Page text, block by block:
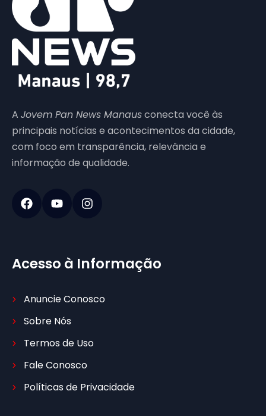
A Jovem Pan News Manausconecta você às
principais notícias e acontecimentos da cidade,
com foco em transparência, relevância e
informação de qualidade.
Acesso à Informação
Anuncie Conosco
Sobre Nós
Termos de Uso
Fale Conosco
Políticas de Privacidade